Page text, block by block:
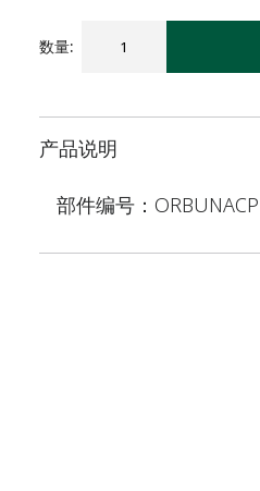
数量:
产品说明
部件编号：ORBUNACP